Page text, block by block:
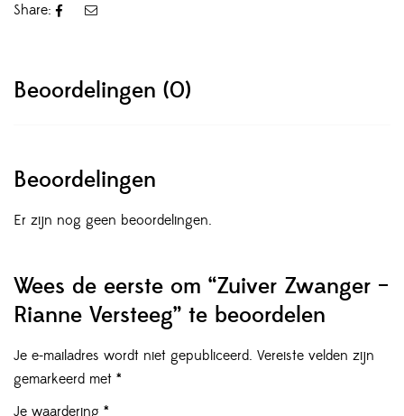
Share:
Beoordelingen (0)
Beoordelingen
Er zijn nog geen beoordelingen.
Wees de eerste om “Zuiver Zwanger –
Rianne Versteeg” te beoordelen
Je e-mailadres wordt niet gepubliceerd. Vereiste velden zijn
gemarkeerd met *
Je waardering *